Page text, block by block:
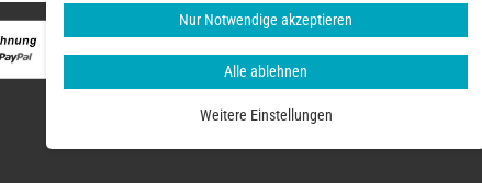
Nur Notwendige akzeptieren
Alle ablehnen
Weitere Einstellungen